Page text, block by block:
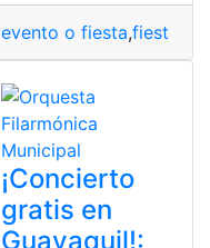
evento o fiesta,fiestas
¡Concierto
gratis en
Guayaquil!: